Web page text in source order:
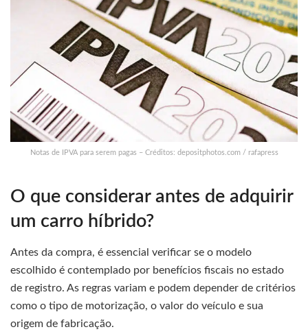
Notas de IPVA para serem pagas – Créditos: depositphotos.com / rafapress
O que considerar antes de adquirir
um carro híbrido?
Antes da compra, é essencial verificar se o modelo
escolhido é contemplado por benefícios fiscais no estado
de registro. As regras variam e podem depender de critérios
como o tipo de motorização, o valor do veículo e sua
origem de fabricação.